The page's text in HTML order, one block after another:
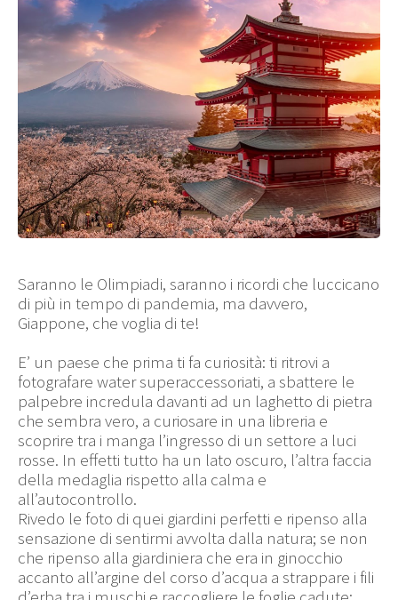
Saranno le Olimpiadi, saranno i ricordi che luccicano
di più in tempo di pandemia, ma davvero,
Giappone, che voglia di te!
E’ un paese che prima ti fa curiosità: ti ritrovi a
fotografare water superaccessoriati, a sbattere le
palpebre incredula davanti ad un laghetto di pietra
che sembra vero, a curiosare in una libreria e
scoprire tra i manga l’ingresso di un settore a luci
rosse. In effetti tutto ha un lato oscuro, l’altra faccia
della medaglia rispetto alla calma e
all’autocontrollo.
Rivedo le foto di quei giardini perfetti e ripenso alla
sensazione di sentirmi avvolta dalla natura; se non
che ripenso alla giardiniera che era in ginocchio
accanto all’argine del corso d’acqua a strappare i fili